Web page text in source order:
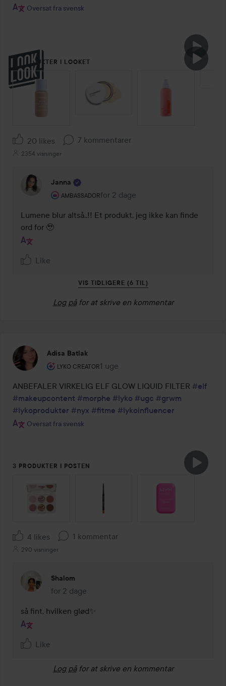
Oversat fra svensk
5 PRODUKTER I LOOKET
SPRING OVER SEKTIONEN
20 likes 7 kommentarer
2354 visninger
Janna
AMBASSADOR
Brugerens rolle: Ambassador.
for 2 dage
Kommentaren lades for 2 dage
Lumene blur altså..!! Et produkt, jeg ikke kan finde
ord for 🥹
Like
VIS TIDLIGERE (6 TIL)
Log på for at skrive en kommentar
Adisa Batlak
LYKO CREATOR
Brugerens rolle: Lyko Creator.
1 uge
Posten blev oprettet 1 uge
ANBEFALER VIRKELIG ELF GLOW LIQUID FILTER #elf
#makeupcontent #morphe #lyko #ugc #grwm
#lykoprodukter #nyx #fitme #lykoinfluencer
Oversat fra svensk
3 PRODUKTER I POSTEN
SPRING OVER SEKTIONEN
4 likes 1 kommentar
290 visninger
Shalom
for 2 dage
Kommentaren lades for 2 dage
så fint, hvilken glød✨
Like
Log på for at skrive en kommentar